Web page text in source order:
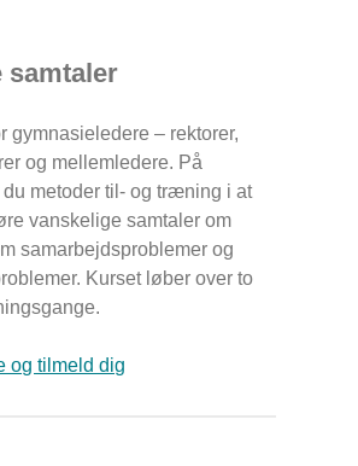
gymnasieledere – rektorer,
og mellemledere. På
du metoder til- og træning i at
vanskelige samtaler om
samarbejdsproblemer og
Kurset løber over to
og tilmeld dig